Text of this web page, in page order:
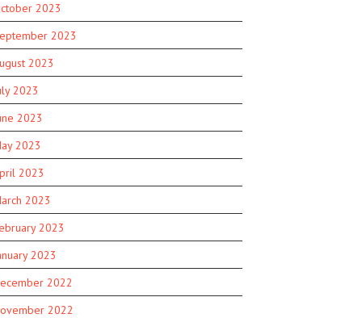
2023
2023
2023
2023
2023
2023
2023
2023
2023
2023
2022
2022